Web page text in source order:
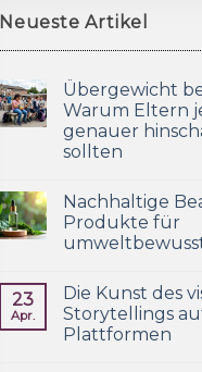
Neueste Artikel
Übergewicht
Warum Eltern
genauer
sollten
Nachhaltige
Produkte für
23
Apr.
Die Kunst des
Storytellings
Plattformen